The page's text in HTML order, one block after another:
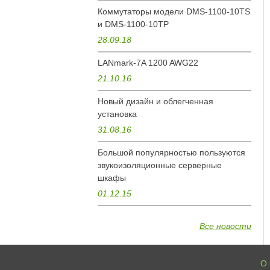
Коммутаторы модели DMS-1100-10TS
и DMS-1100-10ТР
28.09.18
LANmark-7A 1200 AWG22
21.10.16
Новый дизайн и облегченная
установка
31.08.16
Большой популярностью пользуются
звукоизоляционные серверные
шкафы
01.12.15
Все новости
О